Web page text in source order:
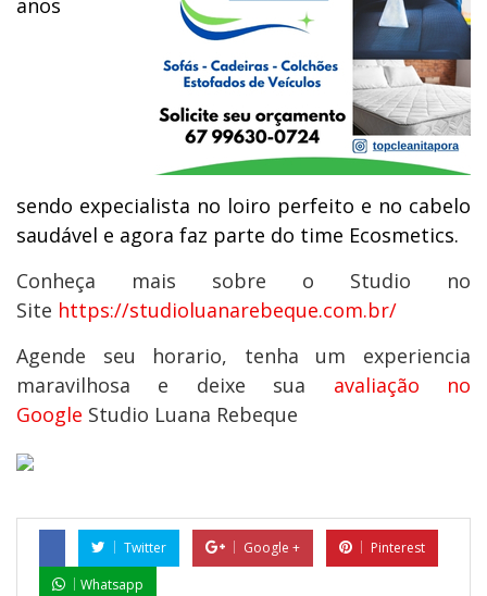
anos
sendo expecialista no loiro perfeito e no cabelo
saudável e agora faz parte do time Ecosmetics.
Conheça mais sobre o Studio no
Site https://studioluanarebeque.com.br/
Agende seu horario, tenha um experiencia
maravilhosa e deixe sua avaliação no
Google Studio Luana Rebeque
Twitter Google +
Pinterest
Whatsapp